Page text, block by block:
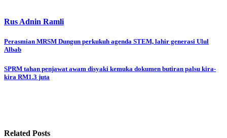
Rus Adnin Ramli
Post
navigation
Perasmian MRSM Dungun perkukuh agenda STEM, lahir generasi Ulul
Albab
SPRM tahan penjawat awam disyaki kemuka dokumen butiran palsu kira-
kira RM1.3 juta
Related Posts